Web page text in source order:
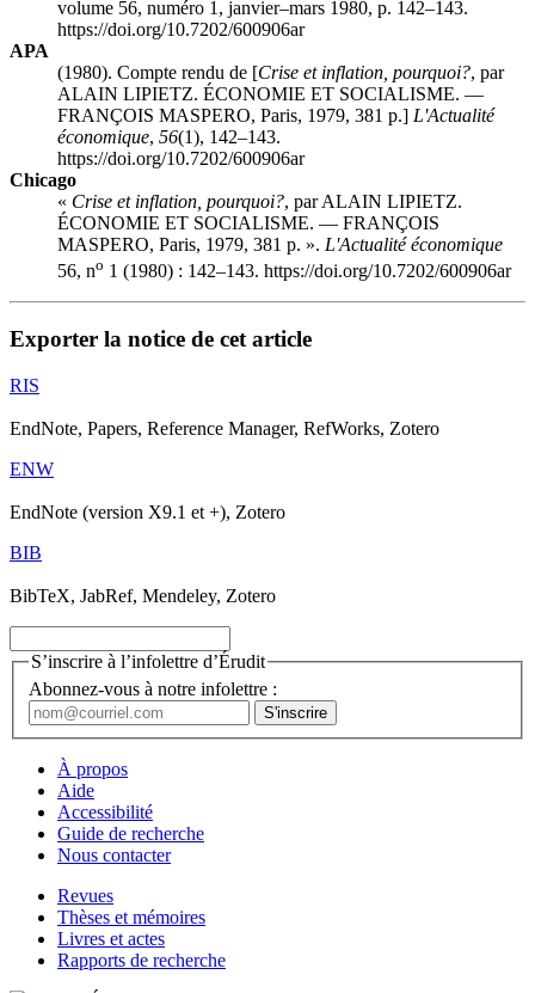
volume 56, numéro 1, janvier–mars 1980, p. 142–143.
https://doi.org/10.7202/600906ar
APA
(1980). Compte rendu de [Crise et inflation, pourquoi?, par
ALAIN LIPIETZ. ÉCONOMIE ET SOCIALISME. —
FRANÇOIS MASPERO, Paris, 1979, 381 p.] L'Actualité
économique, 56(1), 142–143.
https://doi.org/10.7202/600906ar
Chicago
« Crise et inflation, pourquoi?, par ALAIN LIPIETZ.
ÉCONOMIE ET SOCIALISME. — FRANÇOIS
MASPERO, Paris, 1979, 381 p. ». L'Actualité économique
56, no 1 (1980) : 142–143. https://doi.org/10.7202/600906ar
Exporter la notice de cet article
RIS
EndNote, Papers, Reference Manager, RefWorks, Zotero
ENW
EndNote (version X9.1 et +), Zotero
BIB
BibTeX, JabRef, Mendeley, Zotero
S’inscrire à l’infolettre d’Érudit
Abonnez-vous à notre infolettre :
À propos
Aide
Accessibilité
Guide de recherche
Nous contacter
Revues
Thèses et mémoires
Livres et actes
Rapports de recherche